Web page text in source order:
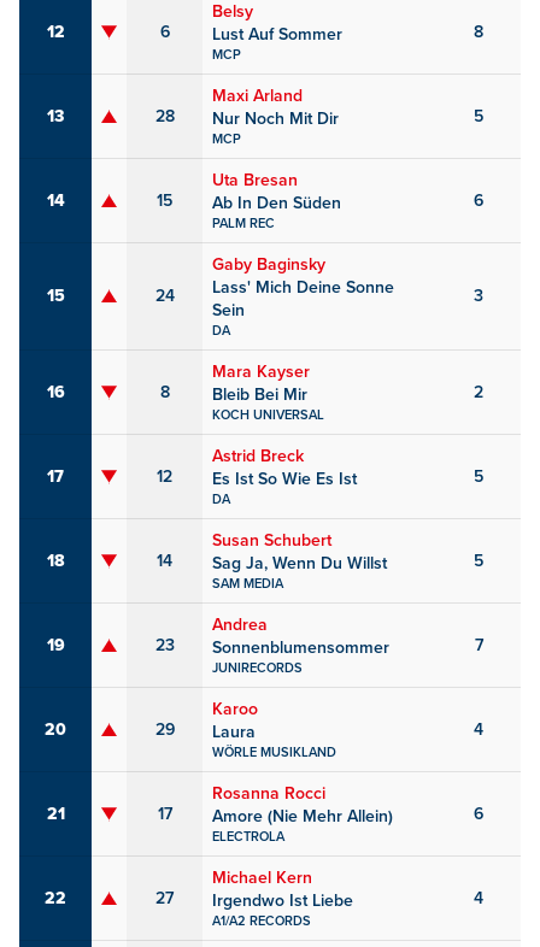
12 6
Belsy
Lust Auf Sommer
MCP
8
13 28
Maxi Arland
Nur Noch Mit Dir
MCP
5
14 15
Uta Bresan
Ab In Den Süden
PALM REC
6
15 24
Gaby Baginsky
Lass' Mich Deine Sonne
Sein
DA
3
16 8
Mara Kayser
Bleib Bei Mir
KOCH UNIVERSAL
2
17 12
Astrid Breck
Es Ist So Wie Es Ist
DA
5
18 14
Susan Schubert
Sag Ja, Wenn Du Willst
SAM MEDIA
5
19 23
Andrea
Sonnenblumensommer
JUNIRECORDS
7
20 29
Karoo
Laura
WÖRLE MUSIKLAND
4
21 17
Rosanna Rocci
Amore (Nie Mehr Allein)
ELECTROLA
6
22 27
Michael Kern
Irgendwo Ist Liebe
A1/A2 RECORDS
4